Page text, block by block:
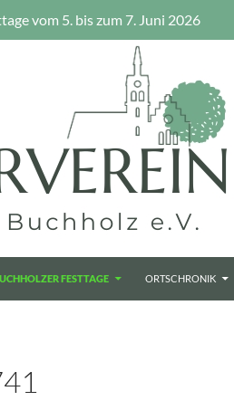
vom 5. bis zum 7. Juni 2026
FESTTAGE ORTSCHRONIK